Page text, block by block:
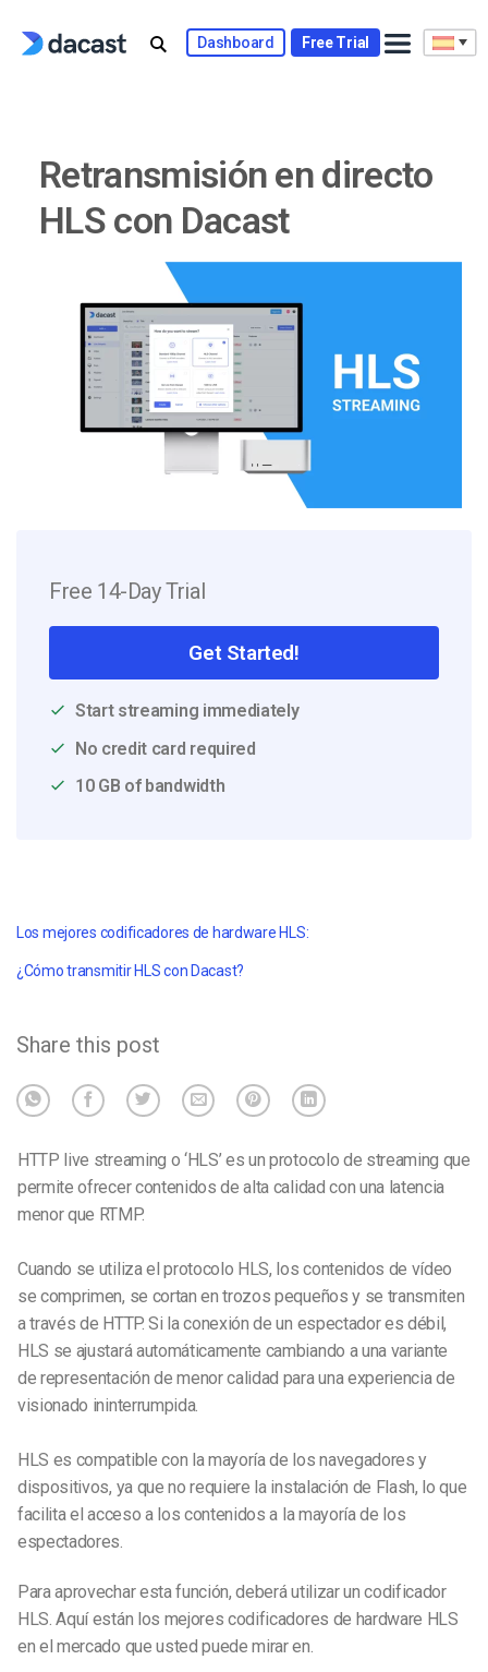
Dashboard Free Trial
Retransmisión en directo
HLS con Dacast
Free 14-Day Trial
Get Started!
Start streaming immediately
No credit card required
10 GB of bandwidth
Los mejores codificadores de hardware HLS:
¿Cómo transmitir HLS con Dacast?
Share this post
HTTP live streaming o ‘HLS’ es un protocolo de streaming que
permite ofrecer contenidos de alta calidad con una latencia
menor que RTMP.
Cuando se utiliza el protocolo HLS, los contenidos de vídeo
se comprimen, se cortan en trozos pequeños y se transmiten
a través de HTTP. Si la conexión de un espectador es débil,
HLS se ajustará automáticamente cambiando a una variante
de representación de menor calidad para una experiencia de
visionado ininterrumpida.
HLS es compatible con la mayoría de los navegadores y
dispositivos, ya que no requiere la instalación de Flash, lo que
facilita el acceso a los contenidos a la mayoría de los
espectadores.
Para aprovechar esta función, deberá utilizar un codificador
HLS. Aquí están los mejores codificadores de hardware HLS
en el mercado que usted puede mirar en.